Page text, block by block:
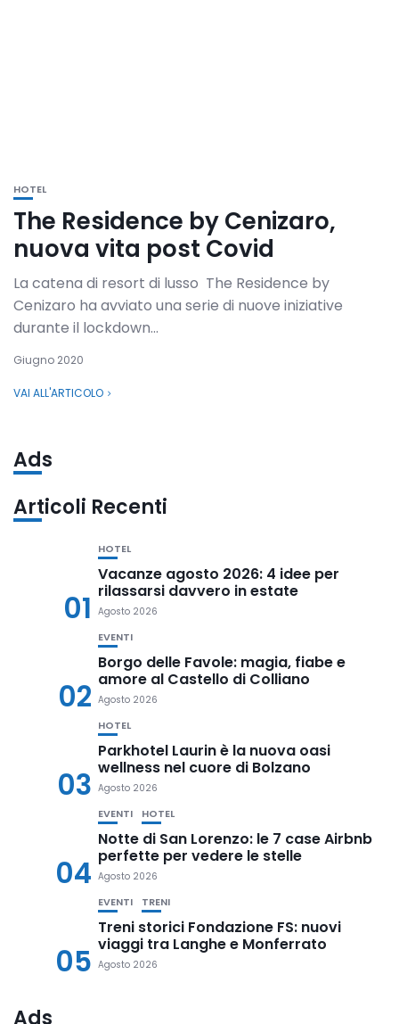
HOTEL
The Residence by Cenizaro,
nuova vita post Covid
La catena di resort di lusso The Residence by
Cenizaro ha avviato una serie di nuove iniziative
durante il lockdown...
Giugno 2020
VAI ALL'ARTICOLO
Ads
Articoli Recenti
01
HOTEL
Vacanze agosto 2026: 4 idee per
rilassarsi davvero in estate
Agosto 2026
02
EVENTI
Borgo delle Favole: magia, fiabe e
amore al Castello di Colliano
Agosto 2026
03
HOTEL
Parkhotel Laurin è la nuova oasi
wellness nel cuore di Bolzano
Agosto 2026
04
EVENTI HOTEL
Notte di San Lorenzo: le 7 case Airbnb
perfette per vedere le stelle
Agosto 2026
05
EVENTI TRENI
Treni storici Fondazione FS: nuovi
viaggi tra Langhe e Monferrato
Agosto 2026
Ads